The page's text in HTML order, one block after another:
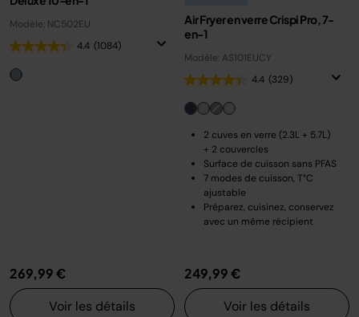
Modèle: NC502EU
4.4 (1084)
269,99 €
Voir les détails
Air Fryer en verre Crispi Pro, 7-
en-1
Modèle: AS101EUCY
4.4 (329)
2 cuves en verre (2.3L + 5.7L)
+ 2 couvercles
Surface de cuisson sans PFAS
7 modes de cuisson, T°C
ajustable
Préparez, cuisinez, conservez
avec un même récipient
249,99 €
Voir les détails